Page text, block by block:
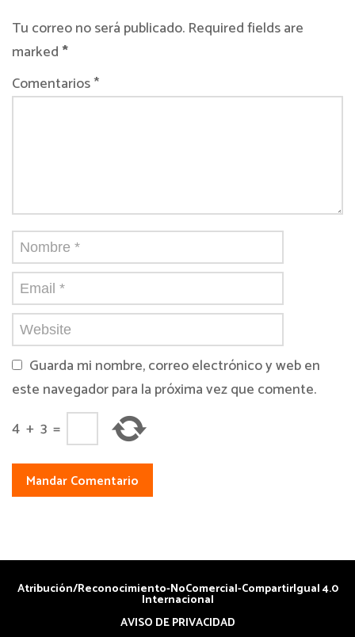
Tu correo no será publicado. Required fields are
marked*
Comentarios *
Guarda mi nombre, correo electrónico y web en
este navegador para la próxima vez que comente.
4 + 3 =
Atribución/Reconocimiento-NoComercial-CompartirIgual 4.0
Internacional
AVISO DE PRIVACIDAD